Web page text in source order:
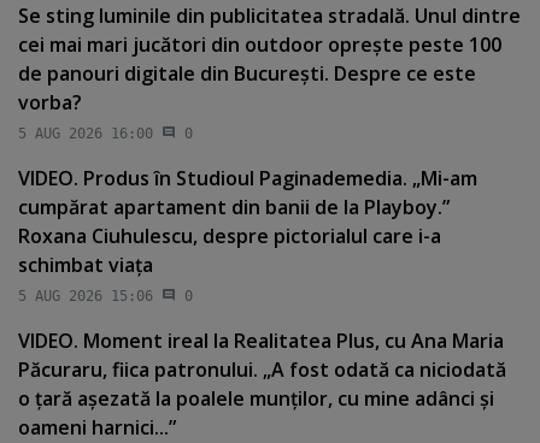
Se sting luminile din publicitatea stradală. Unul dintre
cei mai mari jucători din outdoor opreşte peste 100
de panouri digitale din Bucureşti. Despre ce este
vorba?
5 AUG 2026 16:00 0
VIDEO. Produs în Studioul Paginademedia. „Mi-am
cumpărat apartament din banii de la Playboy.”
Roxana Ciuhulescu, despre pictorialul care i-a
schimbat viaţa
5 AUG 2026 15:06 0
VIDEO. Moment ireal la Realitatea Plus, cu Ana Maria
Păcuraru, fiica patronului. „A fost odată ca niciodată
o ţară aşezată la poalele munţilor, cu mine adânci şi
oameni harnici...”